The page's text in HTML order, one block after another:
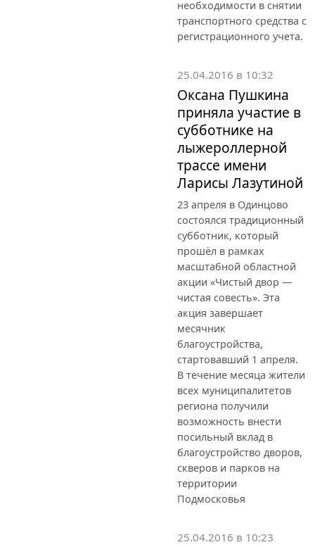
необходимости в снятии
транспортного средства с
регистрационного учета.
25.04.2016 в 10:32
Оксана Пушкина
приняла участие в
субботнике на
лыжероллерной
трассе имени
Ларисы Лазутиной
23 апреля в Одинцово
состоялся традиционный
субботник, который
прошёл в рамках
масштабной областной
акции «Чистый двор —
чистая совесть». Эта
акция завершает
месячник
благоустройства,
стартовавший 1 апреля.
В течение месяца жители
всех муниципалитетов
региона получили
возможность внести
посильный вклад в
благоустройство дворов,
скверов и парков на
территории
Подмосковья
25.04.2016 в 10:23